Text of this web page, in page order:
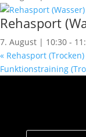
Rehasport
7. August | 10:30 -
« Rehasport (Trocken)
Funktionstraining